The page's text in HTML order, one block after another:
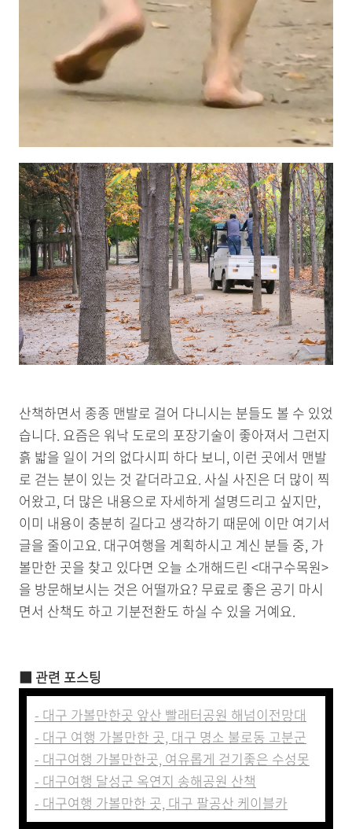
산책하면서 종종 맨발로 걸어 다니시는 분들도 볼 수 있었
습니다. 요즘은 워낙 도로의 포장기술이 좋아져서 그런지
흙 밟을 일이 거의 없다시피 하다 보니, 이런 곳에서 맨발
로 걷는 분이 있는 것 같더라고요. 사실 사진은 더 많이 찍
어왔고, 더 많은 내용으로 자세하게 설명드리고 싶지만,
이미 내용이 충분히 길다고 생각하기 때문에 이만 여기서
글을 줄이고요. 대구여행을 계획하시고 계신 분들 중, 가
볼만한 곳을 찾고 있다면 오늘 소개해드린 <대구수목원>
을 방문해보시는 것은 어떨까요? 무료로 좋은 공기 마시
면서 산책도 하고 기분전환도 하실 수 있을 거예요.
■ 관련 포스팅
- 대구 가볼만한곳 앞산 빨래터공원 해넘이전망대
- 대구 여행 가볼만한 곳, 대구 명소 불로동 고분군
- 대구여행 가볼만한곳, 여유롭게 걷기좋은 수성못
- 대구여행 달성군 옥연지 송해공원 산책
- 대구여행 가볼만한 곳, 대구 팔공산 케이블카